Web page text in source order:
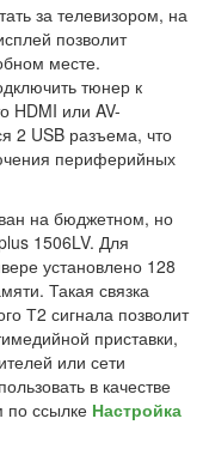
за телевизором, на
позволит
месте.
тюнер к
HDMI или AV-
2 USB разъема, что
периферийных
на бюджетном, но
1506LV. Для
установлено 128
Такая связка
Т2 сигнала позволит
приставки,
или сети
в качестве
по ссылке Настройка